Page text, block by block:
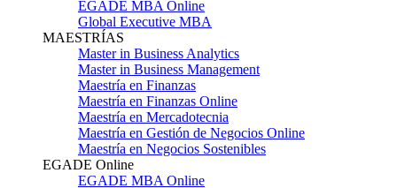
EGADE MBA Online
Global Executive MBA
MAESTRÍAS
Master in Business Analytics
Master in Business Management
Maestría en Finanzas
Maestría en Finanzas Online
Maestría en Mercadotecnia
Maestría en Gestión de Negocios Online
Maestría en Negocios Sostenibles
EGADE Online
EGADE MBA Online